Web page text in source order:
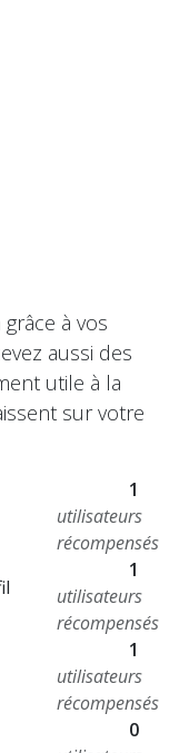
à vos
aussi des
utile à la
sur votre
1
utilisateurs
récompensés
1
utilisateurs
récompensés
1
utilisateurs
récompensés
0